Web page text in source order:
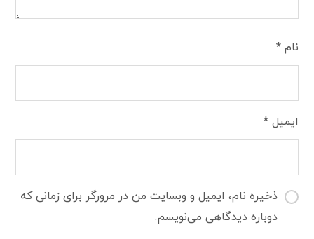
نام*
ایمیل*
ذخیره نام، ایمیل و وبسایت من در مرورگر برای زمانی که
دوباره دیدگاهی می‌نویسم.